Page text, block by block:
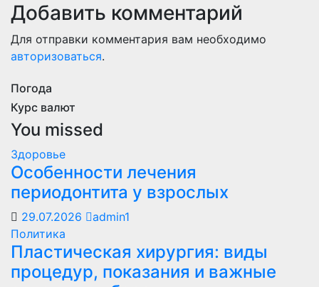
Добавить комментарий
Для отправки комментария вам необходимо
авторизоваться.
Погода
Курс валют
You missed
Здоровье
Особенности лечения
периодонтита у взрослых
29.07.2026
admin1
Политика
Пластическая хирургия: виды
процедур, показания и важные